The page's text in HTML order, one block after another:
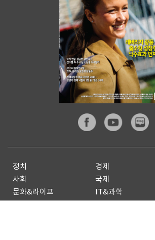
정치 경제
사회
국제
문화&라이프
IT&과학